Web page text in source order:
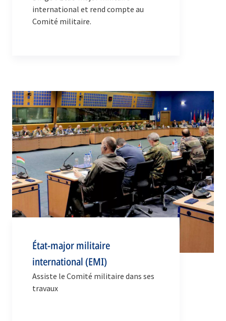
international et rend compte au
Comité militaire.
État-major militaire
international (EMI)
Assiste le Comité militaire dans ses
travaux